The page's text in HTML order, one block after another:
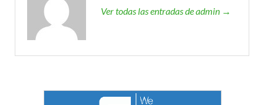
Ver todas las entradas de admin →